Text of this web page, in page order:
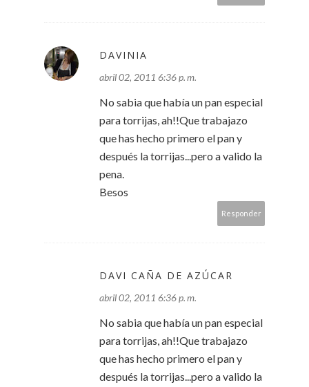
DAVINIA
abril 02, 2011 6:36 p. m.
No sabia que había un pan especial
para torrijas, ah!!Que trabajazo
que has hecho primero el pan y
después la torrijas...pero a valido la
pena.
Besos
Responder
DAVI CAÑA DE AZÚCAR
abril 02, 2011 6:36 p. m.
No sabia que había un pan especial
para torrijas, ah!!Que trabajazo
que has hecho primero el pan y
después la torrijas...pero a valido la